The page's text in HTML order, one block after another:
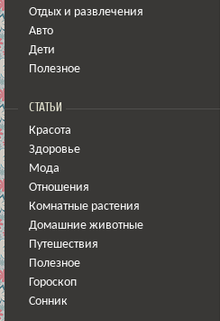
Отдых и развлечения
Авто
Дети
Полезное
СТАТЬИ
Красота
Здоровье
Мода
Отношения
Комнатные растения
Домашние животные
Путешествия
Полезное
Гороскоп
Сонник